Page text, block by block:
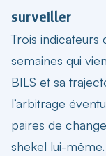
surveiller
Trois indicateurs
semaines qui
BILS et sa
l’arbitrage
paires de
shekel lui-